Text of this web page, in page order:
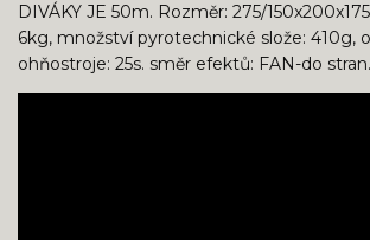
DIVÁKY JE 50m. Rozměr: 275/
6kg, množství pyrotechnické slože: 410g,
ohňostroje: 25s. směr efektů: FAN-do stran.